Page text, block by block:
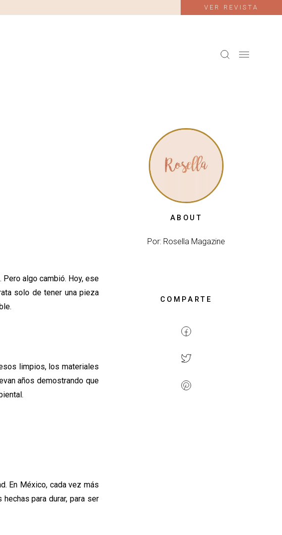
VER REVISTA
algo cambió. Hoy, ese
solo de tener una pieza
limpios, los materiales
años demostrando que
En México, cada vez más
para durar, para ser
ABOUT
Por: Rosella Magazine
COMPARTE